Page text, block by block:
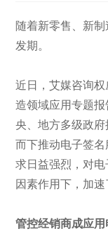
随着新零售、新制
发期。
近日，艾媒咨询
造领域应用专题
央、地方多级政
而下推动电子签
求日益强烈，对
因素作用下，加
管控经销商成应